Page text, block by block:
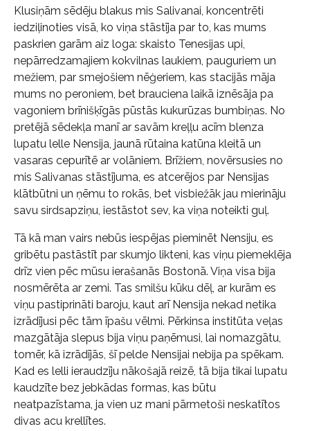
Klusiņām sēdēju blakus mis Salivanai, koncentrēti
iedziļinoties visā, ko viņa stāstīja par to, kas mums
paskrien garām aiz loga: skaisto Tenesijas upi,
nepārredzamajiem kokvilnas laukiem, pauguriem un
mežiem, par smejošiem nēģeriem, kas stacijās māja
mums no peroniem, bet brauciena laikā iznēsāja pa
vagoniem brīnišķīgās pūstās kukurūzas bumbiņas. No
pretējā sēdekļa manī ar savām kreļļu acīm blenza
lupatu lelle Nensija, jaunā rūtaina katūna kleitā un
vasaras cepurītē ar volāniem. Brīžiem, novērsusies no
mis Salivanas stāstījuma, es atcerējos par Nensijas
klātbūtni un ņēmu to rokās, bet visbiežāk jau mierināju
savu sirdsapziņu, iestāstot sev, ka viņa noteikti guļ.
Tā kā man vairs nebūs iespējas pieminēt Nensiju, es
gribētu pastāstīt par skumjo likteni, kas viņu piemeklēja
drīz vien pēc mūsu ierašanās Bostonā. Viņa visa bija
nosmērēta ar zemi. Tas smilšu kūku dēļ, ar kurām es
viņu pastiprināti baroju, kaut arī Nensija nekad netika
izrādījusi pēc tām īpašu vēlmi. Pērkinsa institūta veļas
mazgātāja slepus bija viņu paņēmusi, lai nomazgātu,
tomēr, kā izrādījās, šī pelde Nensijai nebija pa spēkam.
Kad es lelli ieraudzīju nākošajā reizē, tā bija tikai lupatu
kaudzīte bez jebkādas formas, kas būtu
neatpazīstama, ja vien uz mani pārmetoši neskatītos
divas acu krellītes.